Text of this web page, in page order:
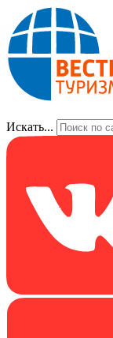
Искать...